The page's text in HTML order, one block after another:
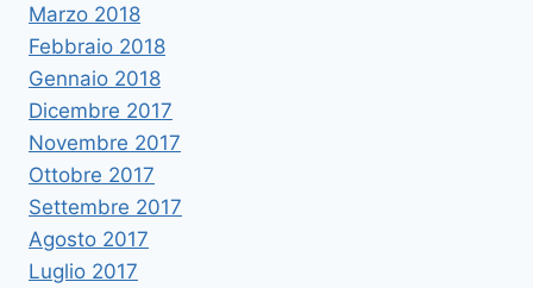
Marzo 2018
Febbraio 2018
Gennaio 2018
Dicembre 2017
Novembre 2017
Ottobre 2017
Settembre 2017
Agosto 2017
Luglio 2017